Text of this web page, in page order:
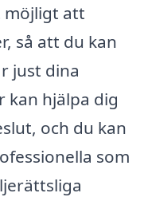
möjligt att
så att du kan
just dina
kan hjälpa dig
och du kan
som